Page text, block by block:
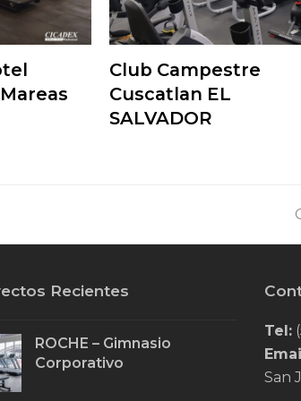
Club Campestre
Cuscatlan EL
SALVADOR
Recientes
ROCHE – Gimnasio
Corporativo
Tel:
San